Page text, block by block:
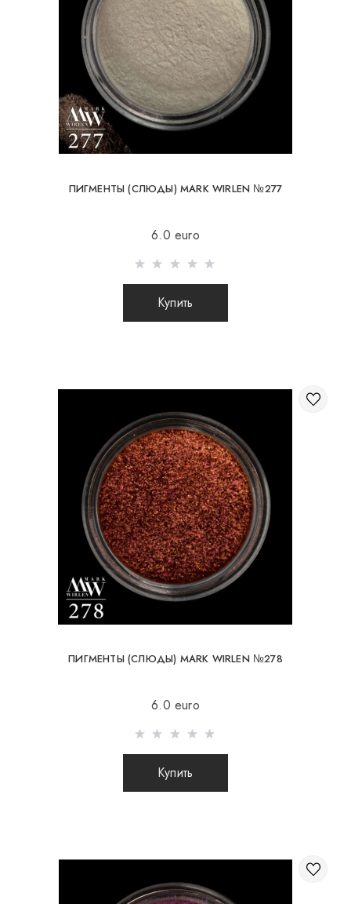
Международная доставка УкрПочтой; Международная
доставка Новой Почтой / Nova Post (Польша, Молдова,
Германия, Чехия, Литва, Румыния, Словакия, Эстония,
Латвия, Венгрия, Италия, Великобритания, Испания).
Бесплатная доставка возможна при заказе на
суму от 80Є
При заказе на суму до 80Є, стоимость доставки
посылки наложенным платежом не отправляются)
Отправка посылок заграницу происходит 2 раза в
При отправке заказа заграницу через
перевозчика, интернет магазин не несет
ответственности за сохранность и целостность
ПИГМЕНТЫ (СЛЮДЫ) MARK WIRLEN №277
6.0 euro
Купить
ПИГМЕНТЫ (СЛЮДЫ) MARK WIRLEN №278
6.0 euro
Купить